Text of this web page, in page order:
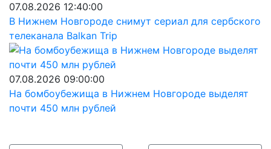
07.08.2026 12:40:00
В Нижнем Новгороде снимут сериал для сербского
телеканала Balkan Trip
07.08.2026 09:00:00
На бомбоубежища в Нижнем Новгороде выделят
почти 450 млн рублей